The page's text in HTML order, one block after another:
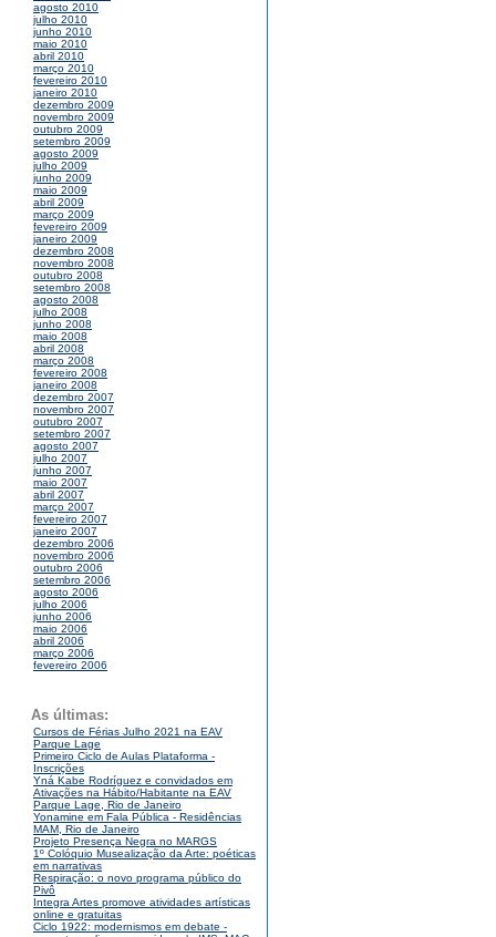
agosto 2010
julho 2010
junho 2010
maio 2010
abril 2010
março 2010
fevereiro 2010
janeiro 2010
dezembro 2009
novembro 2009
outubro 2009
setembro 2009
agosto 2009
julho 2009
junho 2009
maio 2009
abril 2009
março 2009
fevereiro 2009
janeiro 2009
dezembro 2008
novembro 2008
outubro 2008
setembro 2008
agosto 2008
julho 2008
junho 2008
maio 2008
abril 2008
março 2008
fevereiro 2008
janeiro 2008
dezembro 2007
novembro 2007
outubro 2007
setembro 2007
agosto 2007
julho 2007
junho 2007
maio 2007
abril 2007
março 2007
fevereiro 2007
janeiro 2007
dezembro 2006
novembro 2006
outubro 2006
setembro 2006
agosto 2006
julho 2006
junho 2006
maio 2006
abril 2006
março 2006
fevereiro 2006
As últimas:
Cursos de Férias Julho 2021 na EAV
Parque Lage
Primeiro Ciclo de Aulas Plataforma -
Inscrições
Yná Kabe Rodríguez e convidados em
Ativações na Hábito/Habitante na EAV
Parque Lage, Rio de Janeiro
Yonamine em Fala Pública - Residências
MAM, Rio de Janeiro
Projeto Presença Negra no MARGS
1º Colóquio Musealização da Arte: poéticas
em narrativas
Respiração: o novo programa público do
Pivô
Integra Artes promove atividades artísticas
online e gratuitas
Ciclo 1922: modernismos em debate -